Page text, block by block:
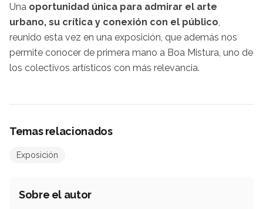
Una oportunidad única para admirar el arte
urbano, su crítica y conexión con el público,
reunido esta vez en una exposición, que además nos
permite conocer de primera mano a Boa Mistura, uno de
los colectivos artísticos con más relevancia.
Temas relacionados
Exposición
Sobre el autor